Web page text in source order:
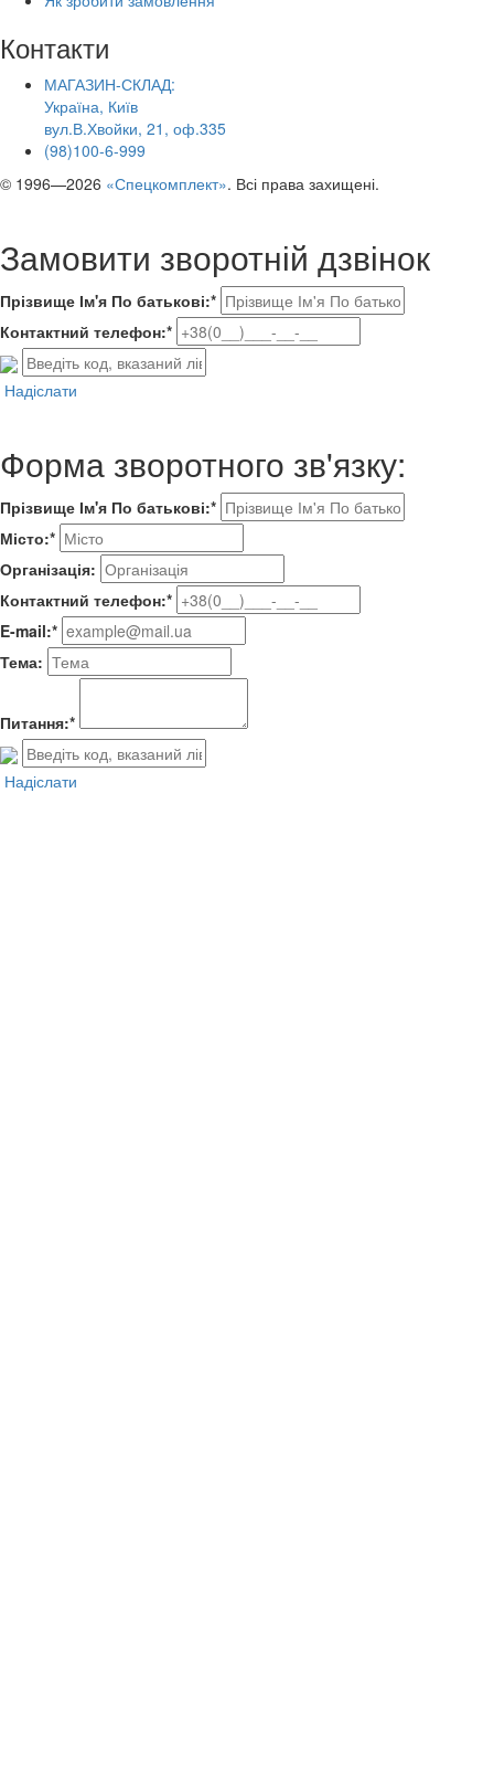
Контакти
МАГАЗИН-СКЛАД:
Україна, Київ
вул.В.Хвойки, 21, оф.335
(98)100-6-999
© 1996—2026 «Спецкомплект». Всі права захищені.
Замовити зворотній дзвінок
Прізвище Ім'я По батькові:*
Контактний телефон:*
Надіслати
Форма зворотного зв'язку:
Прізвище Ім'я По батькові:*
Місто:*
Організація:
Контактний телефон:*
E-mail:*
Тема:
Питання:*
Надіслати